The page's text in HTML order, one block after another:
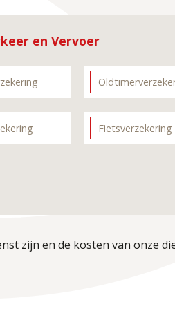
en Vervoer
Fietsverzekering
zijn en de kosten van onze